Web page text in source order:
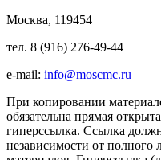
Москва, 119454
тел. 8 (916) 276-49-44
e-mail: info@moscmc.ru
При копировании
обязательна прямая
гиперссылка. Ссылка
независимости от полного